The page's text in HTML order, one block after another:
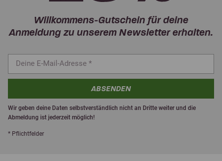
Willkommens-Gutschein für deine
Anmeldung zu unserem Newsletter erhalten.
ABSENDEN
Wir geben deine Daten selbstverständlich nicht an Dritte weiter und die
Abmeldung ist jederzeit möglich!
* Pflichtfelder